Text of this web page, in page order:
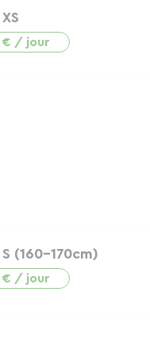
€ / jour
(160-170cm)
€ / jour